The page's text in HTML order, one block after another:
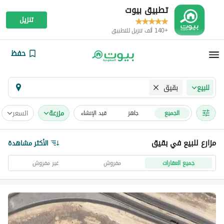
تطبيق بيوت
+140 ألف تنزيل للتطبيق
تنزيل
حفظ
للبيع بقيق
الجميع جاهز قيد الإنشاء مزرعة السعر
مزارع للبيع في بقيق الأكثر مشاهدة
جميع العقارات مفروش غير مفروش